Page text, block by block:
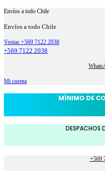
Envíos a todo Chile
Envíos a todo Chile
Ventas +569 7122 2038
+569 7122 2038
Mi cuenta
MÍNIMO DE
DESPACHOS
+569